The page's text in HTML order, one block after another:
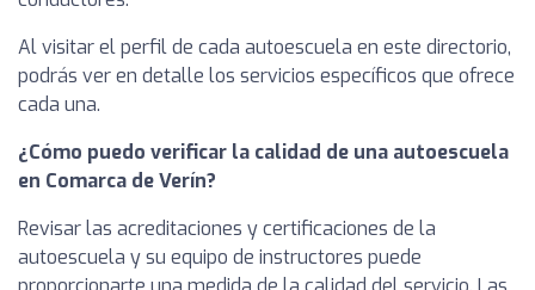
Al visitar el perfil de cada autoescuela en este directorio,
podrás ver en detalle los servicios específicos que ofrece
cada una.
¿Cómo puedo verificar la calidad de una autoescuela
en Comarca de Verín?
Revisar las acreditaciones y certificaciones de la
autoescuela y su equipo de instructores puede